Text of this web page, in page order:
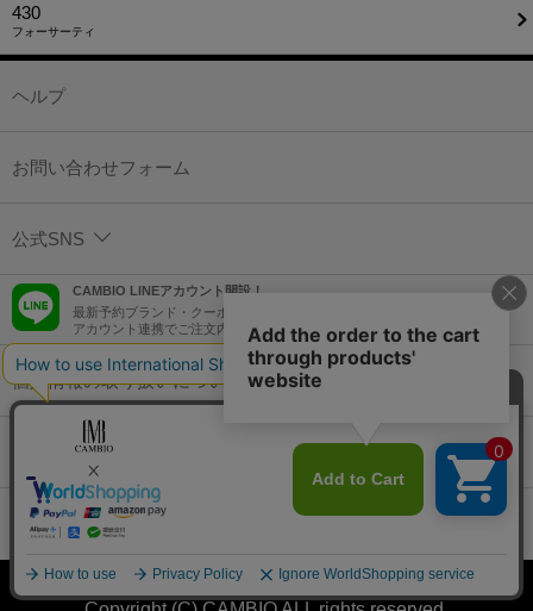
430
フォーサーティ
ヘルプ
お問い合わせフォーム
公式SNS
CAMBIO LINEアカウント開設！
最新予約ブランド・クーポン情報などを配信！
アカウント連携でご注文内容をLINEでも確認可能！
個人情報の取り扱いについて
特定商取引法に基づく表示
コーポレートサイト